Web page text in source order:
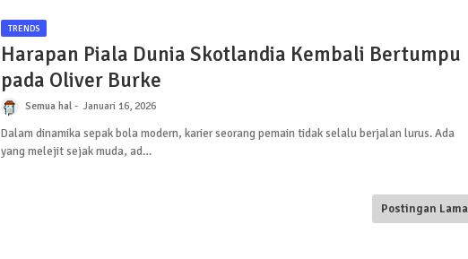
TRENDS
Harapan Piala Dunia Skotlandia Kembali Bertumpu
pada Oliver Burke
Semua hal Januari 16, 2026
Dalam dinamika sepak bola modern, karier seorang pemain tidak selalu berjalan lurus. Ada
yang melejit sejak muda, ad…
Postingan Lama